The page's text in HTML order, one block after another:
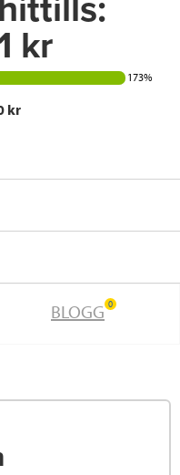
kr
173%
kr
BLOGG 0